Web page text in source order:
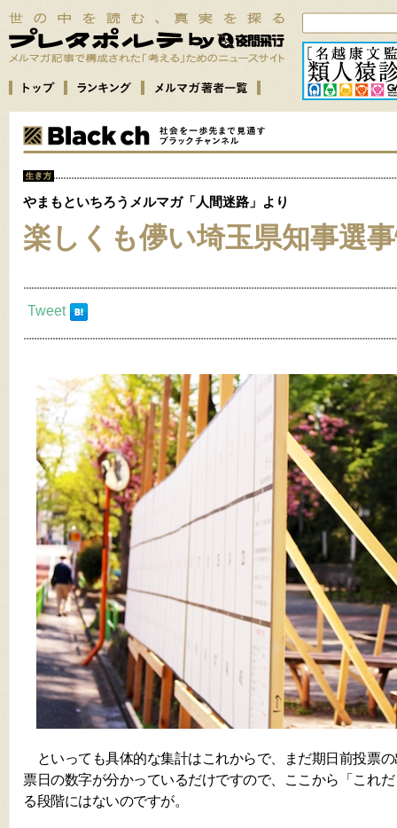
やまもといちろうメルマガ「人間迷路」より
楽しくも儚い埼玉県知事選
Tweet
といっても具体的な集計はこれからで、まだ期日前投票
票日の数字が分かっているだけですので、ここから「これ
る段階にはないのですが。